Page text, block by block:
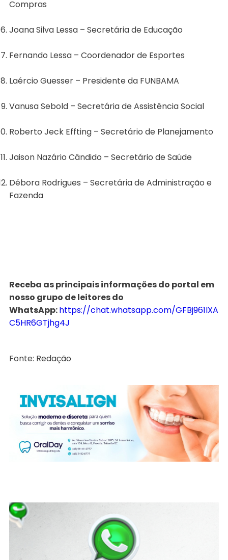
Compras
Joana Silva Lessa – Secretária de Educação
Fernando Lessa – Coordenador de Esportes
Laércio Guesser – Presidente da FUNBAMA
Vanusa Sebold – Secretária de Assistência Social
Roberto Jeck Effting – Secretário de Planejamento
Jaison Nazário Cândido – Secretário de Saúde
Débora Rodrigues – Secretária de Administração e
Fazenda
Receba as principais informações do portal em
nosso grupo de leitores do
WhatsApp:https://chat.whatsapp.com/GFBj961lXA
C5HR6GTjhg4J
Fonte: Redação